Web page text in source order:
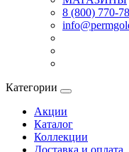
8 (800) 770-
Категории
Акции
Каталог
Коллекции
Доставка и оплата